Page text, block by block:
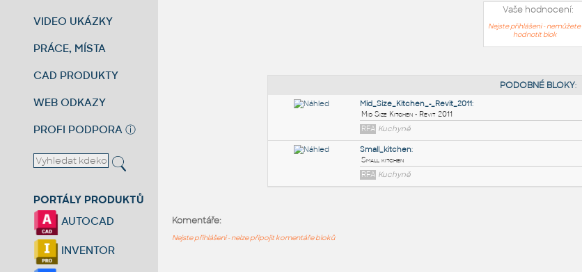
VIDEO UKÁZKY
PRÁCE, MÍSTA
CAD PRODUKTY
WEB ODKAZY
PROFI PODPORA ⓘ
PORTÁLY PRODUKTŮ
AUTOCAD
INVENTOR
Vaše hodnocení:
Nejste přihlášeni - nemůžete
hodnotit blok
Komentáře:
Nejste přihlášeni - nelze připojit komentáře bloků